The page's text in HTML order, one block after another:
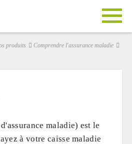
produits
Comprendre l'assurance maladie
maladie) est le
à votre caisse maladie